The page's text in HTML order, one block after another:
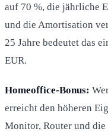
auf 70 %, die jährliche
und die Amortisation
25 Jahre bedeutet das
EUR.
Homeoffice-Bonus:
erreicht den höheren
Monitor, Router und